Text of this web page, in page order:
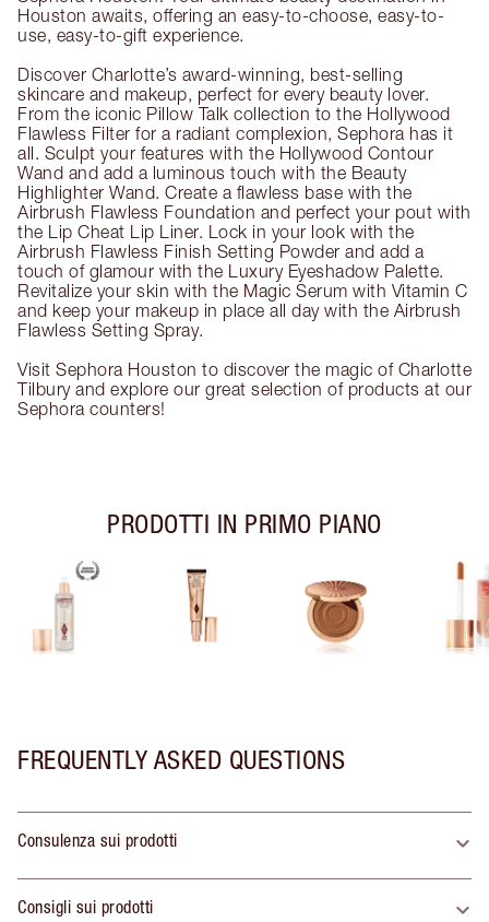
Houston awaits, offering an easy-to-choose, easy-to-
use, easy-to-gift experience.
Discover Charlotte’s award-winning, best-selling
skincare and makeup, perfect for every beauty lover.
From the iconic Pillow Talk collection to the Hollywood
Flawless Filter for a radiant complexion, Sephora has it
all. Sculpt your features with the Hollywood Contour
Wand and add a luminous touch with the Beauty
Highlighter Wand. Create a flawless base with the
Airbrush Flawless Foundation and perfect your pout with
the Lip Cheat Lip Liner. Lock in your look with the
Airbrush Flawless Finish Setting Powder and add a
touch of glamour with the Luxury Eyeshadow Palette.
Revitalize your skin with the Magic Serum with Vitamin C
and keep your makeup in place all day with the Airbrush
Flawless Setting Spray.
Visit Sephora Houston to discover the magic of Charlotte
Tilbury and explore our great selection of products at our
Sephora counters!
PRODOTTI IN PRIMO PIANO
FREQUENTLY ASKED QUESTIONS
Consulenza sui prodotti
Consigli sui prodotti